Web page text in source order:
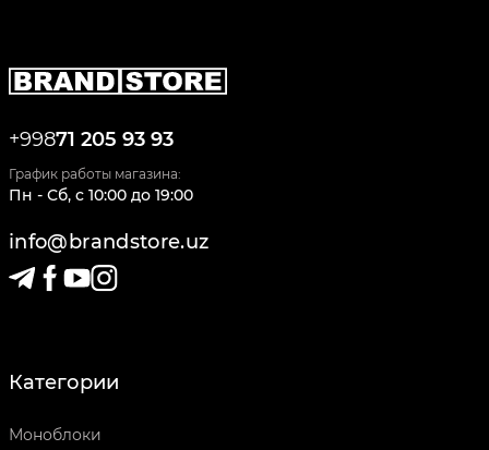
+99871 205 93 93
График работы магазина:
Пн - Сб, c 10:00 до 19:00
info@brandstore.uz
Категории
Моноблоки